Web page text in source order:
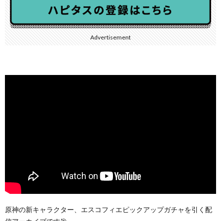
Advertisement
原神の新キャラクター、エスコフィエピックアップガチャを引く配